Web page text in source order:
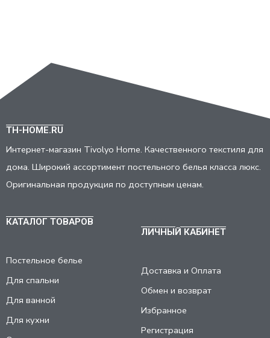
TH-HOME.RU
Интернет-магазин Tivolyo Home. Качественного текстиля для
дома. Широкий ассортимент постельного белья класса люкс.
Оригинальная продукция по доступным ценам.
КАТАЛОГ ТОВАРОВ
Постельное белье
Для спальни
Для ванной
Для кухни
ЛИЧНЫЙ КАБИНЕТ
Доставка и Оплата
Обмен и возврат
Избранное
Регистрация